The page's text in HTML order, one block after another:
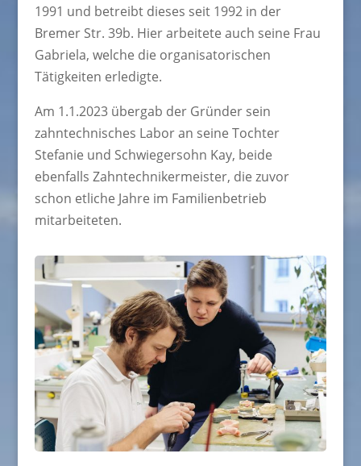
1991 und betreibt dieses seit 1992 in der
Bremer Str. 39b. Hier arbeitete auch seine Frau
Gabriela, welche die organisatorischen
Tätigkeiten erledigte.
Am 1.1.2023 übergab der Gründer sein
zahntechnisches Labor an seine Tochter
Stefanie und Schwiegersohn Kay, beide
ebenfalls Zahntechnikermeister, die zuvor
schon etliche Jahre im Familienbetrieb
mitarbeiteten.